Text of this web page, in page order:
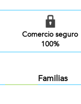
Comercio seguro
100%
Familias